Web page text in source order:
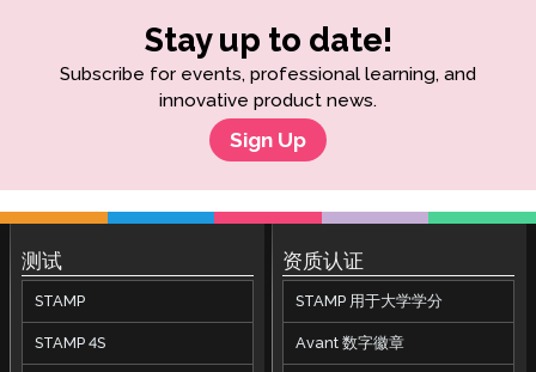
Stay up to date!
Subscribe for events, professional learning, and
innovative product news.
Sign Up
测试
STAMP
STAMP 4S
资质认证
STAMP 用于大学学分
Avant 数字徽章